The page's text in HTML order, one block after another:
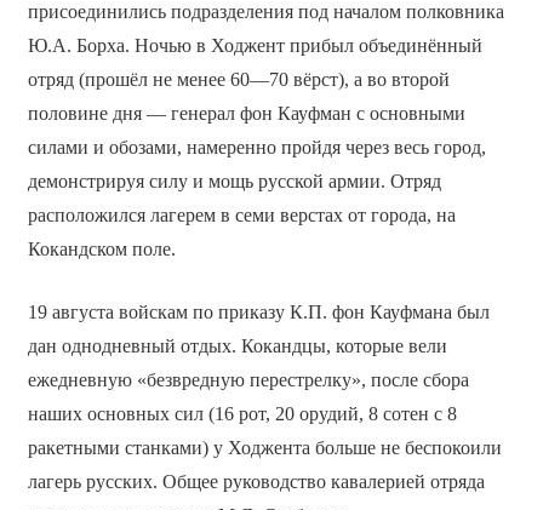
присоединились подразделения под началом полковника
Ю.А. Борха. Ночью в Ходжент прибыл объединённый
отряд (прошёл не менее 60—70 вёрст), а во второй
половине дня — генерал фон Кауфман с основными
силами и обозами, намеренно пройдя через весь город,
демонстрируя силу и мощь русской армии. Отряд
расположился лагерем в семи верстах от города, на
Кокандском поле.
19 августа войскам по приказу К.П. фон Кауфмана был
дан однодневный отдых. Кокандцы, которые вели
ежедневную «безвредную перестрелку», после сбора
наших основных сил (16 рот, 20 орудий, 8 сотен с 8
ракетными станками) у Ходжента больше не беспокоили
лагерь русских. Общее руководство кавалерией отряда